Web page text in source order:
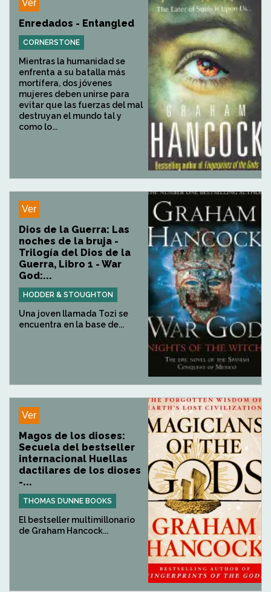
Ver
Enredados - Entangled
CORNERSTONE
Mientras la humanidad se
enfrenta a su batalla más
mortífera, dos jóvenes
mujeres deben unirse para
evitar que las fuerzas del mal
destruyan el mundo tal y
como lo...
Ver
Dios de la Guerra: Las
noches de la bruja -
Trilogía del Dios de la
Guerra, Libro 1 - War
God:...
HODDER & STOUGHTON
Una joven llamada Tozi se
encuentra en la base de...
Ver
Magos de los dioses:
Secuela del bestseller
internacional Huellas
dactilares de los dioses
-...
THOMAS DUNNE BOOKS
El bestseller multimillonario
de Graham Hancock...